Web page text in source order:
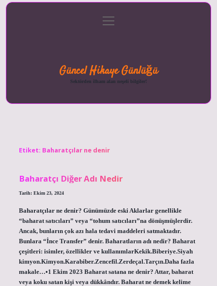
menüyü
aç
Güncel Hikaye Günlüğü
Sektörden ilham alan neşeli bilgiler!
Etiket: Baharatçılar ne denir
Baharatçı Diğer Adı Nedir
Tarih: Ekim 23, 2024
Baharatçılar ne denir? Günümüzde eski Aklarlar genellikle
“baharat satıcıları” veya “tohum satıcıları”na dönüşmüşlerdir.
Ancak, bunların çok azı hala tedavi maddeleri satmaktadır.
Bunlara “İnce Transfer” denir. Baharatların adı nedir? Baharat
çeşitleri: isimler, özellikler ve kullanımlarKekik.Biberiye.Siyah
kimyon.Kimyon.Karabiber.Zencefil.Zerdeçal.Tarçın.Daha fazla
makale…•1 Ekim 2023 Baharat satana ne denir? Attar, baharat
veya koku satan kişi veya dükkândır. Baharat ne demek kelime